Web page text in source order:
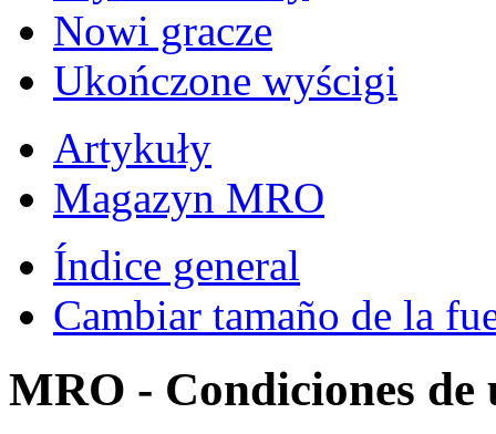
Nowi gracze
Ukończone wyścigi
Artykuły
Magazyn MRO
Índice general
Cambiar tamaño de la
MRO - Condiciones de